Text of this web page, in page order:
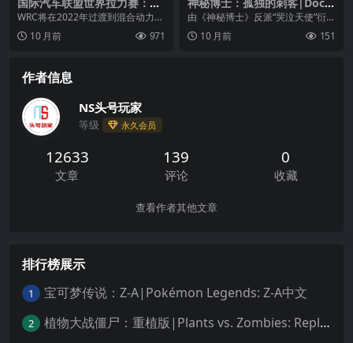
世代|世界拉力锦标赛：新世
WRC将在2022年过渡到混合动力汽
车时代。这是汽车拉力赛领域的一
场革命，将严重...
10 月前 971
or Who: The Lonely Assassi
由《神秘博士》反派“哭泣天使”衍生
的游戏作品，当你第一次得知哭泣
天使也能存在于手...
10 月前 151
作者信息
NS头号玩家
等级 永久会员
12633
文章
139
评论
0
收藏
查看作者其他文章
排行榜展示
1 宝可梦传说：Z-A|Pokémon Legends: Z-A中文
2 植物大战僵尸：重植版|Plants vs. Zombies: Replanted中文